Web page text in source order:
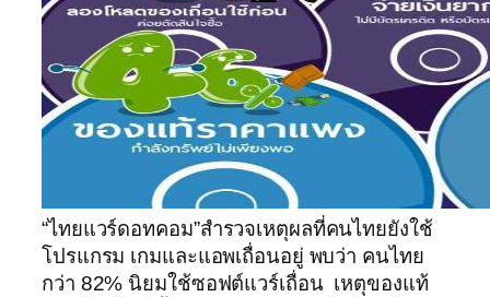
“ไทยแวร์ดอทคอม”สำรวจเหตุผลที่คนไทยยังใช้
โปรแกรม เกมและแอพเถื่อนอยู่ พบว่า คนไทย
กว่า 82% นิยมใช้ซอฟต์แวร์เถื่อน เหตุของแท้